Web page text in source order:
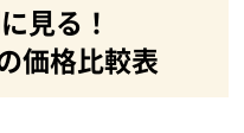
見る！
価格比較表